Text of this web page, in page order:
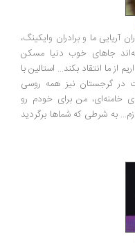
آریایی ما و برادران وایکینگ،
جاهای خوب دنیا مسکن
از ما انتقاد بکند... استالین با
در گرجستان نیز همه روسی
خامنه‌ای، من برای خودم رو
به شرطی که شماها برگردید